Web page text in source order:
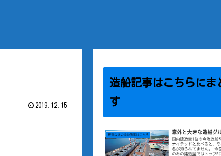
2019.12.15
造船記事はこちらにま
す